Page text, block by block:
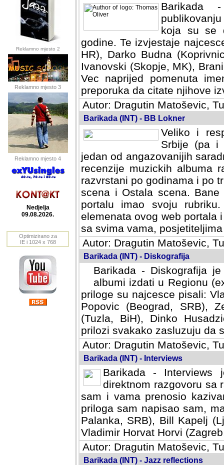
Reklamno mjesto 2
Reklamno mjesto 3
Reklamno mjesto 4
Nedjelja
09.08.2026.
Optimizirano za
IE i 1024 x 768
Barikada
koja su se
godine. Te izvjestaje
HR), Darko Budna
Ivanovski (Skopje, MK),
Vec naprijed pomenuta
preporuka da citate njihove
Autor: Dragutin Matoševic,
Barikada (INT) - BB Lokner
Veliko i
Srbije (pa i
jedan od angazovanijih
recenzije muzickih albuma
razvrstani po godinama i po
scena i Ostala scena.
portalu imao svoju
elemenata ovog web portala
sa svima vama,
Autor: Dragutin Matoševic,
Barikada (INT) - Diskografija
Barikada - Diskografija
albumi izdati u Regionu
priloge su najcesce pisali:
Popovic (Beograd, SRB),
(Tuzla, BiH), Dinko
prilozi svakako zasluzuju da
Autor: Dragutin Matoševic,
Barikada (INT) - Interviews
Barikada -
direktnom razgovoru sa
sam i vama prenosio
priloga sam napisao sam,
Palanka, SRB), Bill Kapelj
Vladimir Horvat Horvi
Autor: Dragutin Matoševic,
Barikada (INT) - Jazz reflections